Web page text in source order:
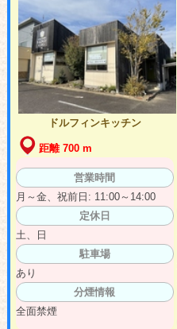
ドルフィンキッチン
距離 700 m
営業時間
月～金、祝前日: 11:00～14:00
定休日
土、日
駐車場
あり
分煙情報
全面禁煙